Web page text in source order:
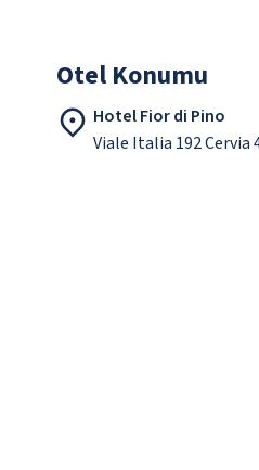
Otel Konumu
Hotel Fior di Pino
Viale Italia 192 Cervia